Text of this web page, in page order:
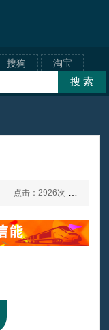
搜狗 淘宝
点击：2926次